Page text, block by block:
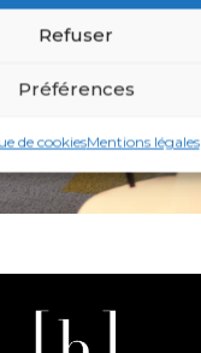
Refuser
Préférences
de cookiesMentions légales